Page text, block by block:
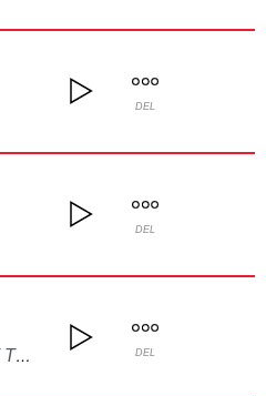
DEL
DEL
TELL ME WHAT TO DO DEL